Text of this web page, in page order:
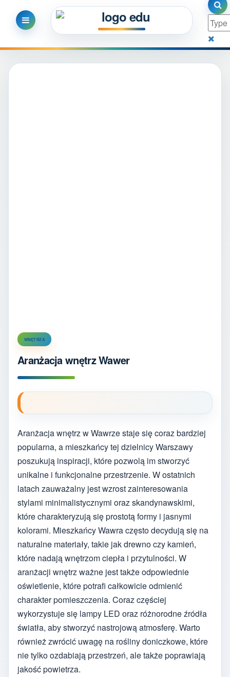
WNĘTRZA
Aranżacja wnętrz Wawer
Aranżacja wnętrz w Wawrze staje się coraz bardziej
popularna, a mieszkańcy tej dzielnicy Warszawy
poszukują inspiracji, które pozwolą im stworzyć
unikalne i funkcjonalne przestrzenie. W ostatnich
latach zauważalny jest wzrost zainteresowania
stylami minimalistycznymi oraz skandynawskimi,
które charakteryzują się prostotą formy i jasnymi
kolorami. Mieszkańcy Wawra często decydują się na
naturalne materiały, takie jak drewno czy kamień,
które nadają wnętrzom ciepła i przytulności. W
aranżacji wnętrz ważne jest także odpowiednie
oświetlenie, które potrafi całkowicie odmienić
charakter pomieszczenia. Coraz częściej
wykorzystuje się lampy LED oraz różnorodne źródła
światła, aby stworzyć nastrojową atmosferę. Warto
również zwrócić uwagę na rośliny doniczkowe, które
nie tylko ozdabiają przestrzeń, ale także poprawiają
jakość powietrza.